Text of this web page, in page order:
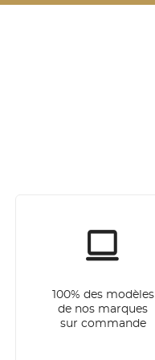
100% des modèles
de nos marques
sur commande